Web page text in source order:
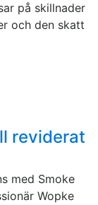
på skillnader
och den skatt
reviderat
med Smoke
Wopke